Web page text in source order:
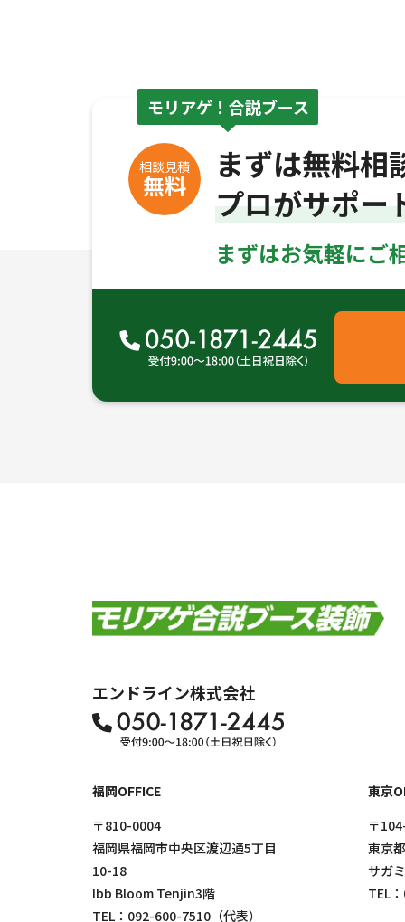
モリアゲ！合説ブース
相談見積
無料
まずは無料相
プロがサポー
まずはお気軽にご
エンドライン株式会社
福岡OFFICE
〒810-0004
福岡県福岡市中央区渡辺通5丁目
10-18
Ibb Bloom Tenjin3階
TEL： 092-600-7510 （代表）
東京
〒
東京
サガ
TEL：